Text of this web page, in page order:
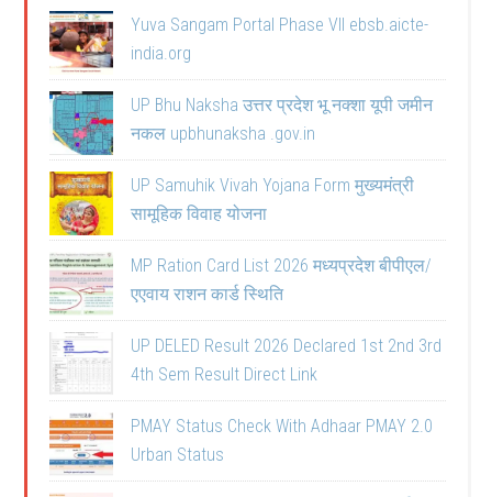
Yuva Sangam Portal Phase VII ebsb.aicte-
india.org
UP Bhu Naksha उत्तर प्रदेश भू नक्शा यूपी जमीन
नकल upbhunaksha .gov.in
UP Samuhik Vivah Yojana Form मुख्यमंत्री
सामूहिक विवाह योजना
MP Ration Card List 2026 मध्यप्रदेश बीपीएल/
एएवाय राशन कार्ड स्थिति
UP DELED Result 2026 Declared 1st 2nd 3rd
4th Sem Result Direct Link
PMAY Status Check With Adhaar PMAY 2.0
Urban Status